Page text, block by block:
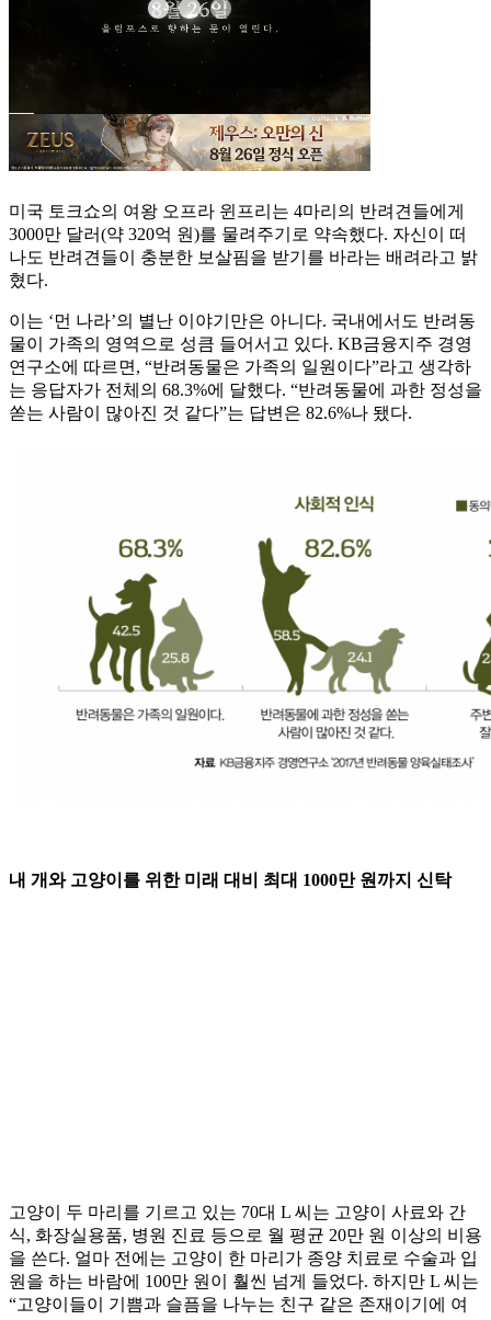
미국 토크쇼의 여왕 오프라 윈프리는 4마리의 반려견들에게
3000만 달러(약 320억 원)를 물려주기로 약속했다. 자신이 떠
나도 반려견들이 충분한 보살핌을 받기를 바라는 배려라고 밝
혔다.
이는 ‘먼 나라’의 별난 이야기만은 아니다. 국내에서도 반려동
물이 가족의 영역으로 성큼 들어서고 있다. KB금융지주 경영
연구소에 따르면, “반려동물은 가족의 일원이다”라고 생각하
는 응답자가 전체의 68.3%에 달했다. “반려동물에 과한 정성을
쏟는 사람이 많아진 것 같다”는 답변은 82.6%나 됐다.
내 개와 고양이를 위한 미래 대비 최대 1000만 원까지 신탁
고양이 두 마리를 기르고 있는 70대 L 씨는 고양이 사료와 간
식, 화장실용품, 병원 진료 등으로 월 평균 20만 원 이상의 비용
을 쓴다. 얼마 전에는 고양이 한 마리가 종양 치료로 수술과 입
원을 하는 바람에 100만 원이 훨씬 넘게 들었다. 하지만 L 씨는
“고양이들이 기쁨과 슬픔을 나누는 친구 같은 존재이기에 여